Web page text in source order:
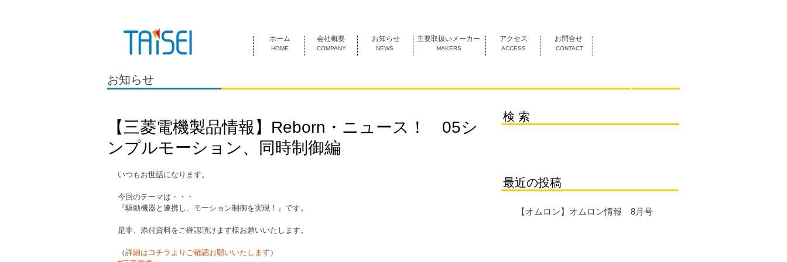
HOME COMPANY NEWS MAKERS ACCESS CONTACT
ホーム 会社概要 お知らせ 主要取扱いメーカー アクセス お問合せ
お知らせ
【三菱電機製品情報】Reborn・ニュース！ 05シ
ンプルモーション、同時制御編
いつもお世話になります。
今回のテーマは・・・
『駆動機器と連携し、モーション制御を実現！』です。
是非、添付資料をご確認頂けます様お願いいたします。
（詳細はコチラよりご確認お願いいたします ）
検 索
最近の投稿
【オムロン】オムロン情報 8月号